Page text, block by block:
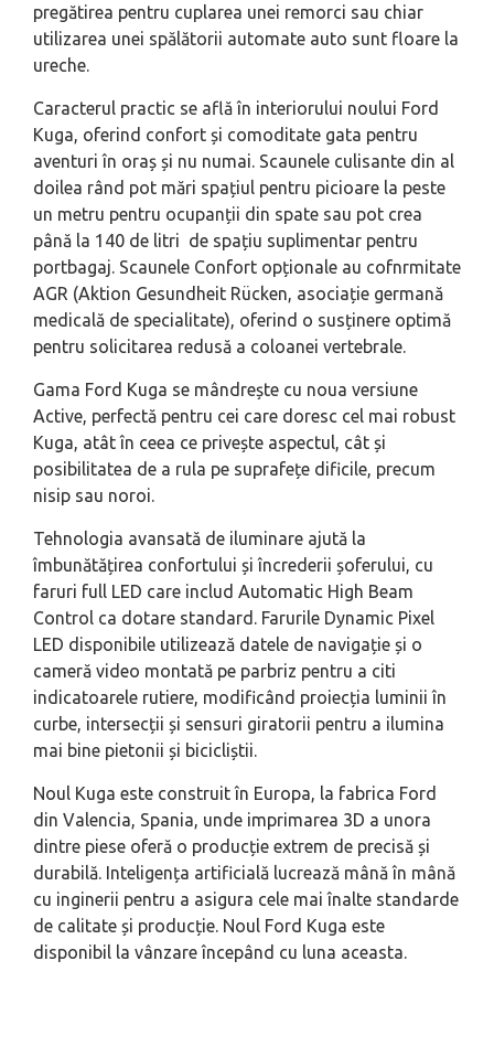
pregătirea pentru cuplarea unei remorci sau chiar
utilizarea unei spălătorii automate auto sunt floare la
ureche.
Caracterul practic se află în interiorului noului Ford
Kuga, oferind confort și comoditate gata pentru
aventuri în oraș și nu numai. Scaunele culisante din al
doilea rând pot mări spațiul pentru picioare la peste
un metru pentru ocupanții din spate sau pot crea
până la 140 de litri de spațiu suplimentar pentru
portbagaj. Scaunele Confort opționale au cofnrmitate
AGR (Aktion Gesundheit Rücken, asociație germană
medicală de specialitate), oferind o susținere optimă
pentru solicitarea redusă a coloanei vertebrale.
Gama Ford Kuga se mândrește cu noua versiune
Active, perfectă pentru cei care doresc cel mai robust
Kuga, atât în ceea ce privește aspectul, cât și
posibilitatea de a rula pe suprafețe dificile, precum
nisip sau noroi.
Tehnologia avansată de iluminare ajută la
îmbunătățirea confortului și încrederii șoferului, cu
faruri full LED care includ Automatic High Beam
Control ca dotare standard. Farurile Dynamic Pixel
LED disponibile utilizează datele de navigație și o
cameră video montată pe parbriz pentru a citi
indicatoarele rutiere, modificând proiecția luminii în
curbe, intersecții și sensuri giratorii pentru a ilumina
mai bine pietonii și bicicliștii.
Noul Kuga este construit în Europa, la fabrica Ford
din Valencia, Spania, unde imprimarea 3D a unora
dintre piese oferă o producție extrem de precisă și
durabilă. Inteligența artificială lucrează mână în mână
cu inginerii pentru a asigura cele mai înalte standarde
de calitate și producție. Noul Ford Kuga este
disponibil la vânzare începând cu luna aceasta.